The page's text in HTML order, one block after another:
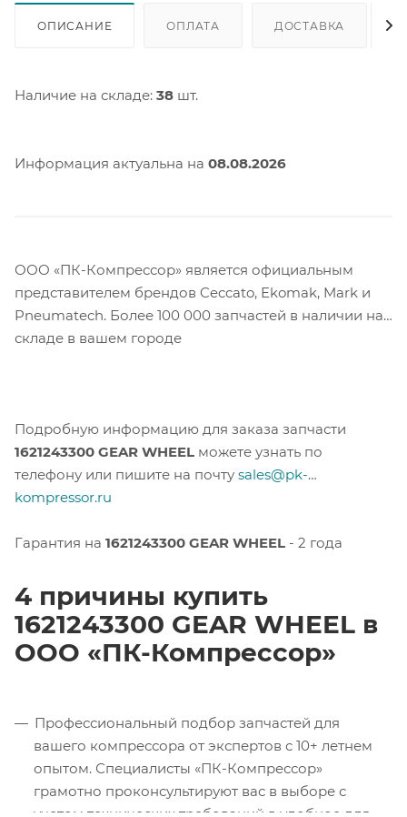
ОПИСАНИЕ ОПЛАТА ДОСТАВКА
Наличие на складе: 38 шт.
Информация актуальна на 08.08.2026
ООО «ПК-Компрессор» является официальным
представителем брендов Ceccato, Ekomak, Mark и
Pneumatech. Более 100 000 запчастей в наличии на
складе в вашем городе
Подробную информацию для заказа запчасти
1621243300 GEAR WHEEL можете узнать по
телефону или пишите на почту sales@pk-
kompressor.ru
Гарантия на 1621243300 GEAR WHEEL - 2 года
4 причины купить
1621243300 GEAR WHEEL в
ООО «ПК-Компрессор»
Профессиональный подбор запчастей для
вашего компрессора от экспертов с 10+ летнем
опытом. Специалисты «ПК-Компрессор»
грамотно проконсультируют вас в выборе с